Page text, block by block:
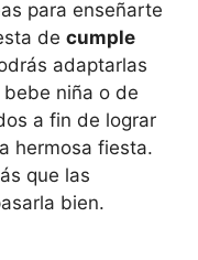
para enseñarte
de cumple
adaptarlas
niña o de
a fin de lograr
hermosa fiesta.
que las
bien.